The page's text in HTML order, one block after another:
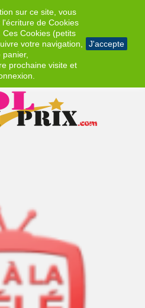
sur ce site, vous
l'écriture de Cookies
Cookies (petits
votre navigation,
prochaine visite et
J'accepte